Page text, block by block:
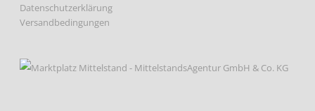
Datenschutzerklärung
Versandbedingungen